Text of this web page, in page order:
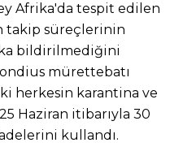
Afrika'da tespit edilen
takip süreçlerinin
bildirilmediğini
mürettebatı
herkesin karantina ve
Haziran itibarıyla 30
kullandı.